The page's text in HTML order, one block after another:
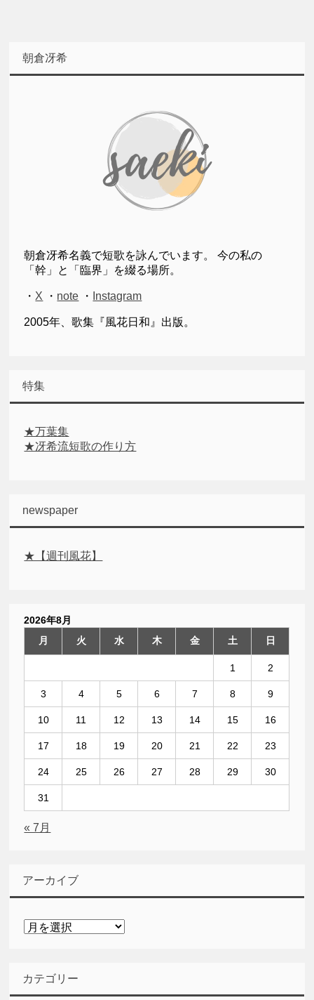
朝倉冴希
朝倉冴希名義で短歌を詠んでいます。 今の私の
「幹」と「臨界」を綴る場所。
・ X ・ note ・ Instagram
2005年、歌集『風花日和』出版。
特集
★万葉集
★冴希流短歌の作り方
newspaper
★【週刊風花】
2026年8月
月
火 水 木 金 土 日
1 2
3 4 5 6 7 8 9
10 11 12 13 14 15 16
17 18 19 20 21 22 23
24 25 26 27 28 29 30
31
« 7月
アーカイブ
ア
ブ
カテゴリー